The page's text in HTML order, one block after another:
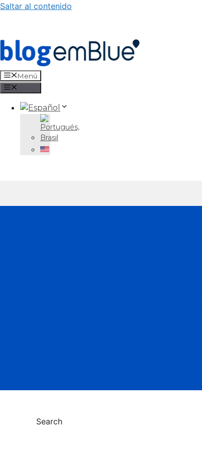
Saltar al contenido
Menú
Search